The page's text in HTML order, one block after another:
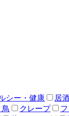
シー・健康 居
鳥 クレープ